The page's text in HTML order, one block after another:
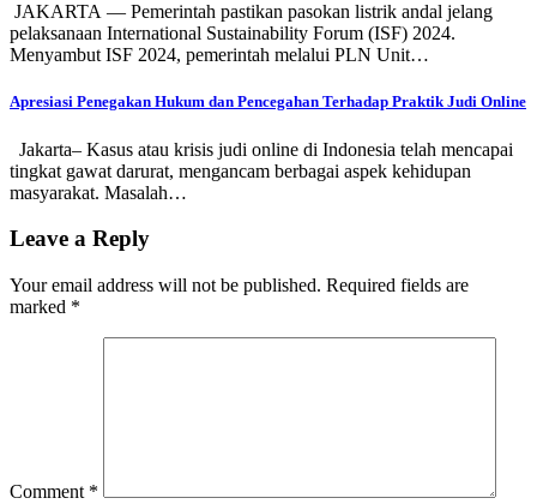
JAKARTA — Pemerintah pastikan pasokan listrik andal jelang
pelaksanaan International Sustainability Forum (ISF) 2024.
Menyambut ISF 2024, pemerintah melalui PLN Unit…
Apresiasi Penegakan Hukum dan Pencegahan Terhadap Praktik Judi Online
Jakarta– Kasus atau krisis judi online di Indonesia telah mencapai
tingkat gawat darurat, mengancam berbagai aspek kehidupan
masyarakat. Masalah…
Leave a Reply
Your email address will not be published. Required fields are
marked *
Comment *